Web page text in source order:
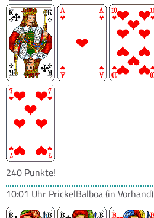
240 Punkte!
10:01 Uhr PrickelBalboa(in Vorhand)